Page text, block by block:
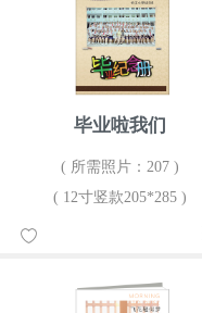
毕业啦我们
( 所需照片：207 )
( 12寸竖款205*285 )